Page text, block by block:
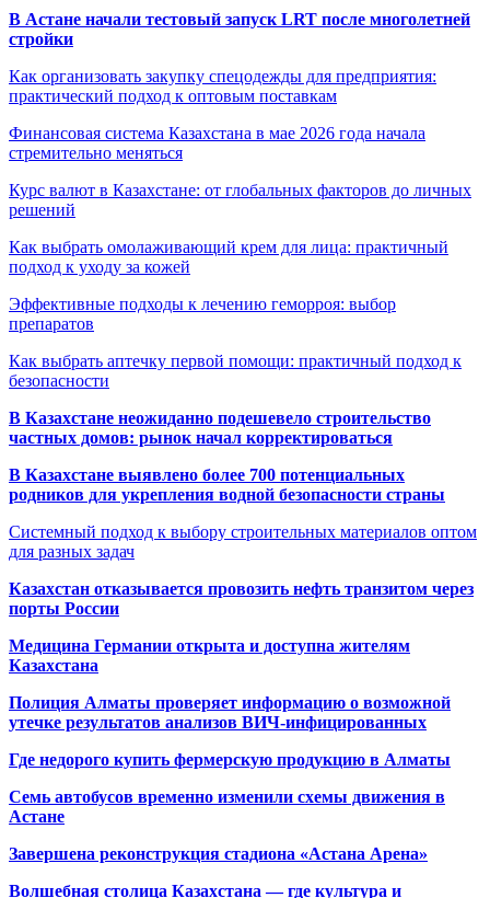
В Астане начали тестовый запуск LRT после многолетней
стройки
Как организовать закупку спецодежды для предприятия:
практический подход к оптовым поставкам
Финансовая система Казахстана в мае 2026 года начала
стремительно меняться
Курс валют в Казахстане: от глобальных факторов до личных
решений
Как выбрать омолаживающий крем для лица: практичный
подход к уходу за кожей
Эффективные подходы к лечению геморроя: выбор
препаратов
Как выбрать аптечку первой помощи: практичный подход к
безопасности
В Казахстане неожиданно подешевело строительство
частных домов: рынок начал корректироваться
В Казахстане выявлено более 700 потенциальных
родников для укрепления водной безопасности страны
Системный подход к выбору строительных материалов оптом
для разных задач
Казахстан отказывается провозить нефть транзитом через
порты России
Медицина Германии открыта и доступна жителям
Казахстана
Полиция Алматы проверяет информацию о возможной
утечке результатов анализов ВИЧ-инфицированных
Где недорого купить фермерскую продукцию в Алматы
Семь автобусов временно изменили схемы движения в
Астане
Завершена реконструкция стадиона «Астана Арена»
Волшебная столица Казахстана — где культура и